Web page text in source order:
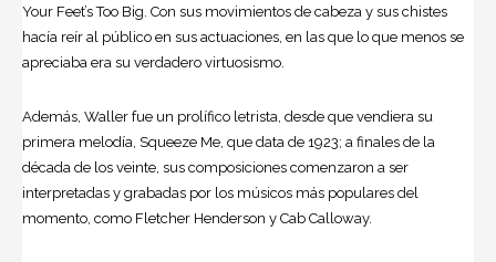
Your Feet’s Too Big. Con sus movimientos de cabeza y sus chistes
hacía reír al público en sus actuaciones, en las que lo que menos se
apreciaba era su verdadero virtuosismo.
Además, Waller fue un prolífico letrista, desde que vendiera su
primera melodía, Squeeze Me, que data de 1923; a finales de la
década de los veinte, sus composiciones comenzaron a ser
interpretadas y grabadas por los músicos más populares del
momento, como Fletcher Henderson y Cab Calloway.